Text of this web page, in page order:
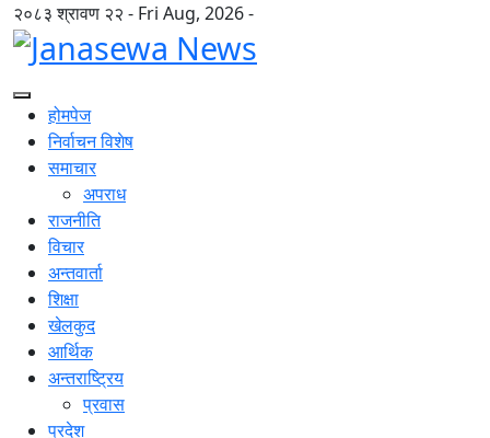
२०८३ श्रावण २२ - Fri Aug, 2026 -
होमपेज
निर्वाचन विशेष
समाचार
अपराध
राजनीति
विचार
अन्तवार्ता
शिक्षा
खेलकुद
आर्थिक
अन्तराष्ट्रिय
प्रवास
प्रदेश